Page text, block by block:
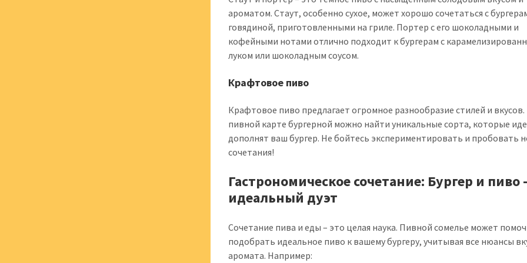
ароматом. Стаут, особенно сухое, может хорошо сочетаться с
говядиной, приготовленными на гриле. Портер с его шоколадными и
кофейными нотами отлично подходит к бургерам с
луком или шоколадным соусом.
Крафтовое пиво
Крафтовое пиво предлагает огромное разнообразие стилей и
пивной карте бургерной можно найти уникальные сорта, которые
дополнят ваш бургер. Не бойтесь экспериментировать и пробовать
сочетания!
Гастрономическое сочетание: Бургер и пиво
идеальный дуэт
Сочетание пива и еды – это целая наука. Пивной сомелье может
подобрать идеальное пиво к вашему бургеру, учитывая все нюансы
аромата. Например: